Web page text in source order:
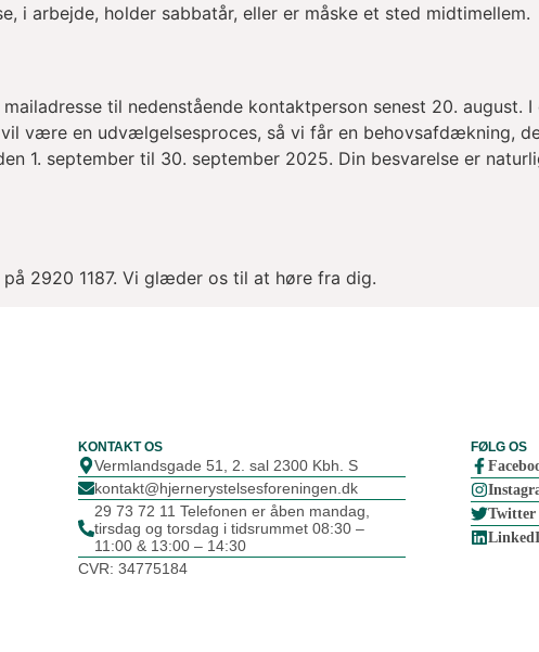
i arbejde, holder sabbatår, eller er måske et sted midtimellem.
til nedenstående kontaktperson senest 20. august.
være en udvælgelsesproces, så vi får en behovsafdækning,
1. september til 30. september 2025. Din besvarelse er
2920 1187. Vi glæder os til at høre fra dig.
KONTAKT OS
Vermlandsgade 51, 2. sal 2300 Kbh. S
kontakt@hjernerystelsesforeningen.dk
29 73 72 11 Telefonen er åben mandag,
tirsdag og torsdag i tidsrummet 08:30 –
11:00 & 13:00 – 14:30
CVR: 34775184
FØLG OS
Twitter